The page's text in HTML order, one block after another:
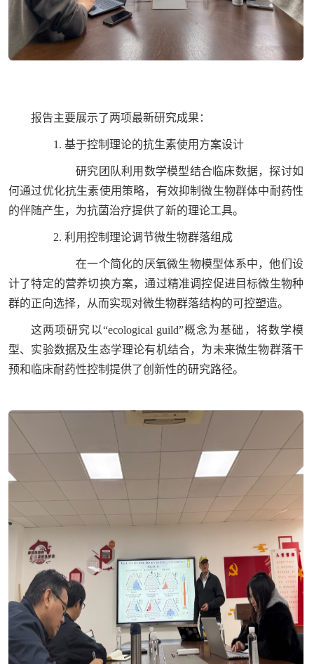
报告主要展示了两项最新研究成果：
1. 基于控制理论的抗生素使用方案设计
研究团队利用数学模型结合临床数据，探讨如
何通过优化抗生素使用策略，有效抑制微生物群体中耐药性
的伴随产生，为抗菌治疗提供了新的理论工具。
2. 利用控制理论调节微生物群落组成
在一个简化的厌氧微生物模型体系中，他们设
计了特定的营养切换方案，通过精准调控促进目标微生物种
群的正向选择，从而实现对微生物群落结构的可控塑造。
这两项研究以“ecological guild”概念为基础，将数学模
型、实验数据及生态学理论有机结合，为未来微生物群落干
预和临床耐药性控制提供了创新性的研究路径。